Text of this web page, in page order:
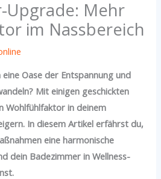
Upgrade: Mehr
im Nassbereich
Oase der Entspannung und
Mit einigen geschickten
Wohlfühlfaktor in deinem
In diesem Artikel erfährst du,
eine harmonische
dein Badezimmer in Wellness-